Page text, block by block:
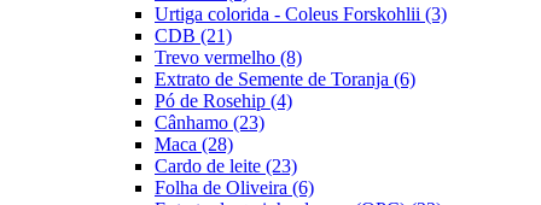
Urtiga colorida - Coleus Forskohlii (3)
CDB (21)
Trevo vermelho (8)
Extrato de Semente de Toranja (6)
Pó de Rosehip (4)
Cânhamo (23)
Maca (28)
Cardo de leite (23)
Folha de Oliveira (6)